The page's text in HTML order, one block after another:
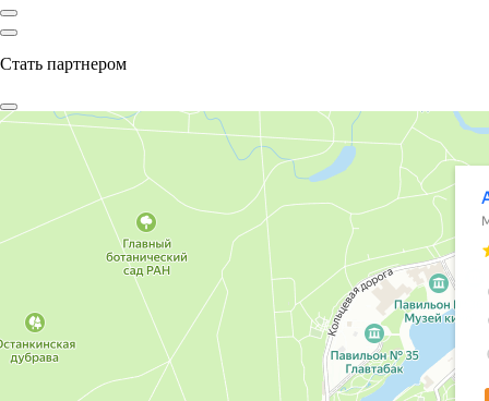
Стать партнером